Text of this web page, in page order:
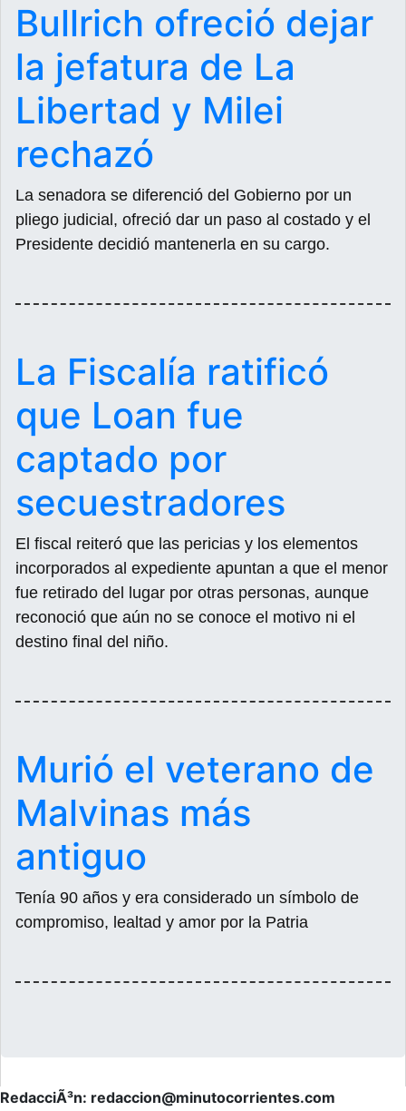
Bullrich ofreció dejar
la jefatura de La
Libertad y Milei
rechazó
La senadora se diferenció del Gobierno por un
pliego judicial, ofreció dar un paso al costado y el
Presidente decidió mantenerla en su cargo.
La Fiscalía ratificó
que Loan fue
captado por
secuestradores
El fiscal reiteró que las pericias y los elementos
incorporados al expediente apuntan a que el menor
fue retirado del lugar por otras personas, aunque
reconoció que aún no se conoce el motivo ni el
destino final del niño.
Murió el veterano de
Malvinas más
antiguo
Tenía 90 años y era considerado un símbolo de
compromiso, lealtad y amor por la Patria
RedacciÃ³n: redaccion@minutocorrientes.com